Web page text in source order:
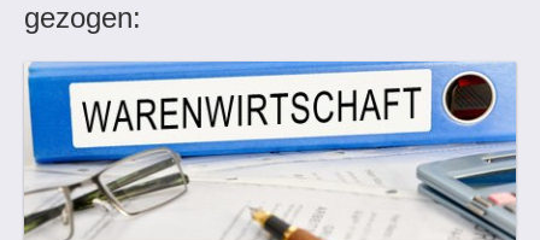
gezogen: